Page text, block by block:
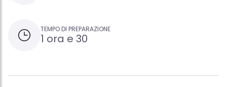
TEMPO DI PREPARAZIONE
1 ora e 30